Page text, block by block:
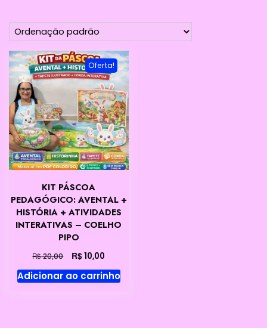
Oferta!
KIT PÁSCOA
PEDAGÓGICO: AVENTAL +
HISTÓRIA + ATIVIDADES
INTERATIVAS – COELHO
PIPO
R$20,00
preço
original
R$10,00
preço
atual
Adicionar ao carrinho